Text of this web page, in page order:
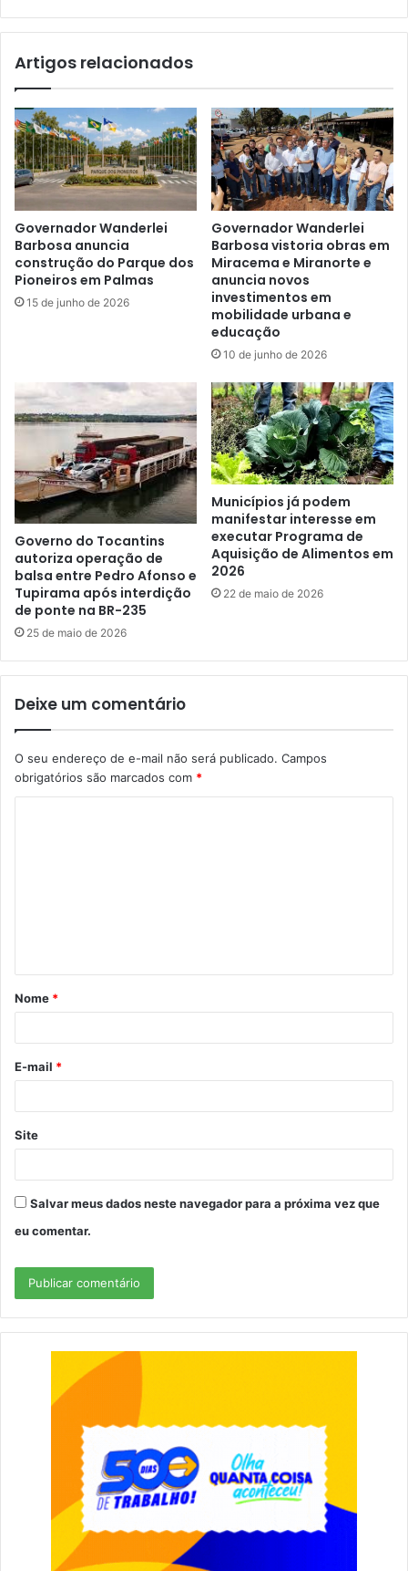
Artigos relacionados
Governador Wanderlei
Barbosa anuncia
construção do Parque dos
Pioneiros em Palmas
15 de junho de 2026
Governador Wanderlei
Barbosa vistoria obras em
Miracema e Miranorte e
anuncia novos
investimentos em
mobilidade urbana e
educação
10 de junho de 2026
Governo do Tocantins
autoriza operação de
balsa entre Pedro Afonso e
Tupirama após interdição
de ponte na BR-235
25 de maio de 2026
Municípios já podem
manifestar interesse em
executar Programa de
Aquisição de Alimentos em
2026
22 de maio de 2026
Deixe um comentário
O seu endereço de e-mail não será publicado. Campos
obrigatórios são marcados com *
á
r
*
Nome *
E-mail *
Site
Salvar meus dados neste navegador para a próxima vez que
eu comentar.